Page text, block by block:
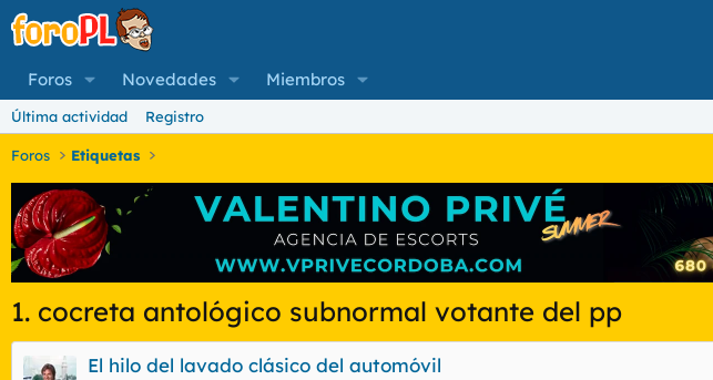
Foros Novedades Miembros
Última actividad Registro
Foros Etiquetas
1. cocreta antológico subnormal votante del pp
El hilo del lavado clásico del automóvil